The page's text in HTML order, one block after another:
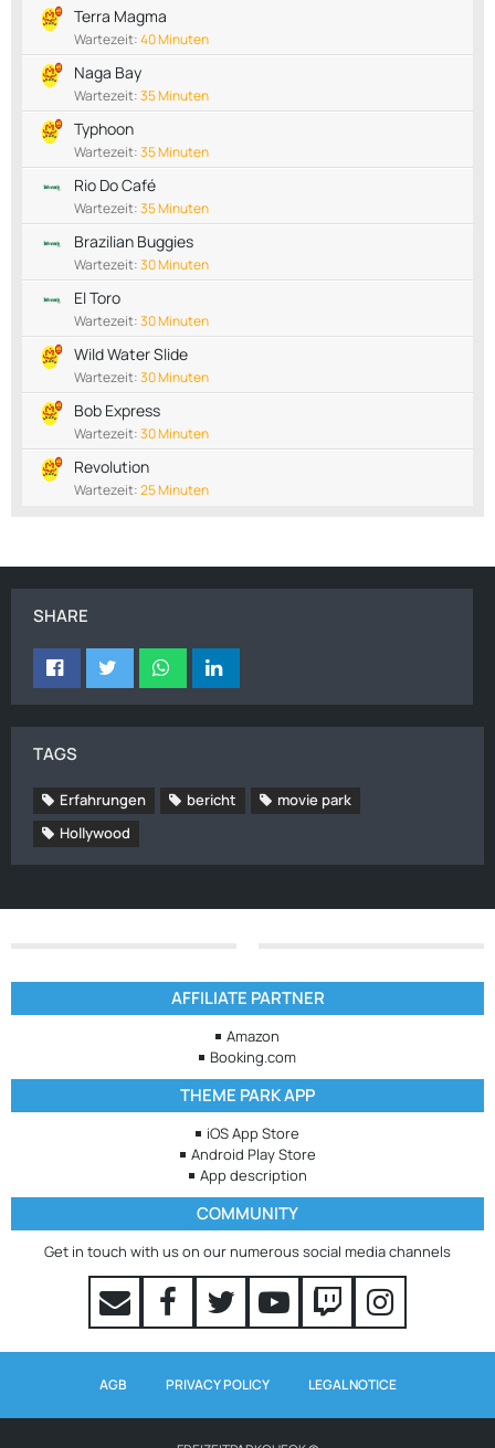
Terra Magma
Wartezeit:40 Minuten
Naga Bay
Wartezeit:35 Minuten
Typhoon
Wartezeit:35 Minuten
Rio Do Café
Wartezeit:35 Minuten
Brazilian Buggies
Wartezeit:30 Minuten
El Toro
Wartezeit:30 Minuten
Wild Water Slide
Wartezeit:30 Minuten
Bob Express
Wartezeit:30 Minuten
Revolution
Wartezeit:25 Minuten
SHARE
TAGS
Erfahrungen bericht
movie park
Hollywood
AFFILIATE PARTNER
Amazon
Booking.com
THEME PARK APP
iOS App Store
Android Play Store
App description
COMMUNITY
Get in touch with us on our numerous social media channels
AGB PRIVACY POLICY LEGAL NOTICE